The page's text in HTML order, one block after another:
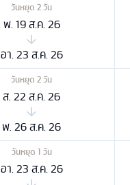
วันหยุด 2วัน
พ. 19 ส.ค. 26
อา. 23 ส.ค. 26
วันหยุด 2วัน
ส. 22 ส.ค. 26
พ. 26 ส.ค. 26
วันหยุด 1 วัน
อา. 23 ส.ค. 26